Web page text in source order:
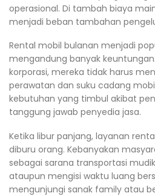
operasional. Di tambah biaya
menjadi beban tambahan
Rental mobil bulanan menjadi
mengandung banyak
korporasi, mereka tidak harus
perawatan dan suku cadang
kebutuhan yang timbul akibat
tanggung jawab penyedia jasa.
Ketika libur panjang, layanan
diburu orang. Kebanyakan
sebagai sarana transportasi
ataupun mengisi waktu luang
mengunjungi sanak family atau